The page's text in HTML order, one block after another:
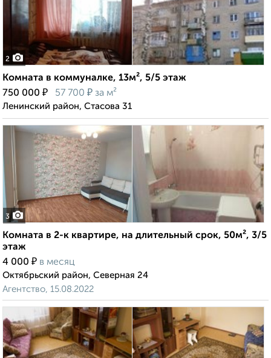
2
Комната в коммуналке, 13м², 5/5 этаж
750 000 ₽ 57 700 ₽ за м²
Ленинский район, Стасова 31
3
Комната в 2-к квартире, на длительный срок, 50м², 3/5
этаж
4 000 ₽ в месяц
Октябрьский район, Северная 24
Агентство, 15.08.2022